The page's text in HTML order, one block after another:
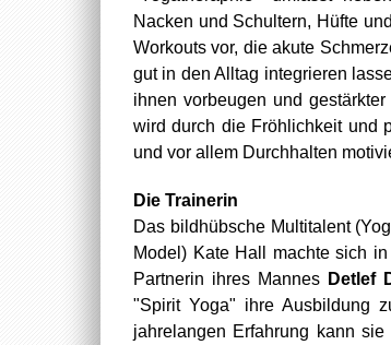
Nacken und Schultern, Hüfte
Workouts vor, die akute
gut in den Alltag integrieren
ihnen vorbeugen und
wird durch die Fröhlichkeit und
und vor allem Durchhalten
Die Trainerin
Das bildhübsche Multitalent
Model) Kate Hall machte sich
Partnerin ihres Mannes Detlef
"Spirit Yoga" ihre Ausbildung
jahrelangen Erfahrung kann